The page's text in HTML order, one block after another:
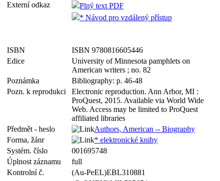
Externí odkaz
Plný text PDF
* Návod pro vzdálený přístup
ISBN
ISBN 9780816605446
Edice
University of Minnesota pamphlets on
American writers ; no. 82
Poznámka
Bibliography: p. 46-48
Pozn. k reprodukci
Electronic reproduction. Ann Arbor, MI :
ProQuest, 2015. Available via World Wide
Web. Access may be limited to ProQuest
affiliated libraries
Předmět - heslo
Authors, American -- Biography
Forma, žánr
* elektronické knihy
Systém. číslo
001695748
Úplnost záznamu
full
Kontrolní č.
(Au-PeEL)EBL310881